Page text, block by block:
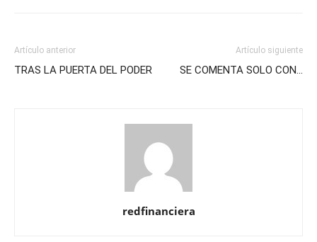
Artículo anterior
TRAS LA PUERTA DEL PODER
Artículo siguiente
SE COMENTA SOLO CON…
redfinanciera